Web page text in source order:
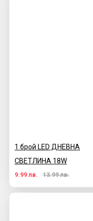
1 брой LED ДНЕВНА
СВЕТЛИНА 18W
9.99 лв. 13.99 лв.